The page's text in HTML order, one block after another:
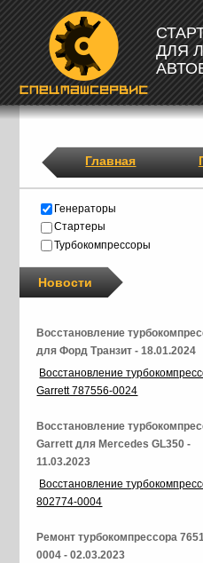
ДЛЯ
Главная
Генераторы
Стартеры
Турбокомпрессоры
Новости
Восстановление
для Форд Транзит - 18.01.2024
Восстановление
Garrett 787556-0024
Восстановление
Garrett для Mercedes GL350 -
11.03.2023
Восстановление
802774-0004
Ремонт турбокомпрессора
0004 - 02.03.2023